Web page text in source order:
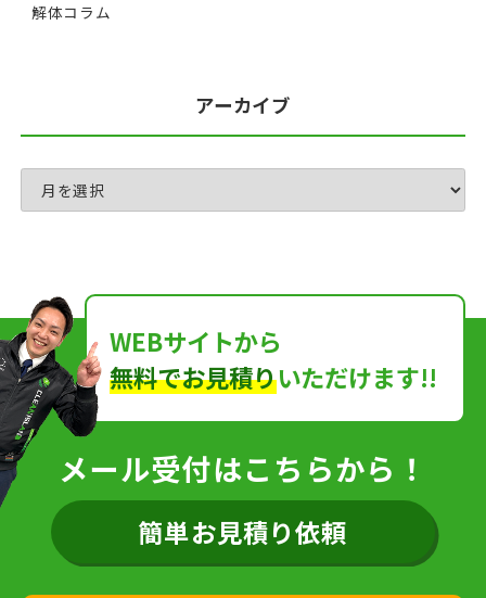
解体コラム
アーカイブ
WEBサイトから
無料でお見積りいただけます!!
メール受付はこちらから！
簡単お見積り依頼